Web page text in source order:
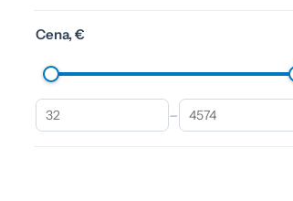
Cena, €
–